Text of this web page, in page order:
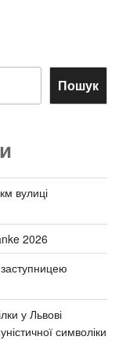
Пошук
вулиці
2026
заступницею
у Львові
символіки